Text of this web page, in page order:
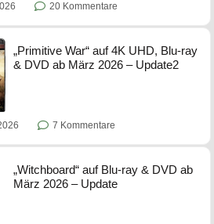
20 Kommentare
„Primitive War“ auf 4K UHD, Blu-ray
& DVD ab März 2026 – Update2
7 Kommentare
„Witchboard“ auf Blu-ray & DVD ab
März 2026 – Update